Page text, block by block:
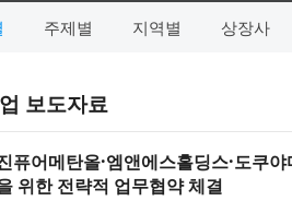
주제별 지역별 상장사
보도자료
퓨어메탄올·엠앤에스홀딩스·도쿠
위한 전략적 업무협약 체결